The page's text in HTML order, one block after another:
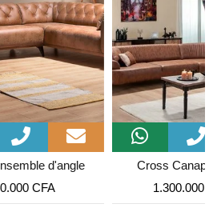
Cross Canapé D'angle
CFA